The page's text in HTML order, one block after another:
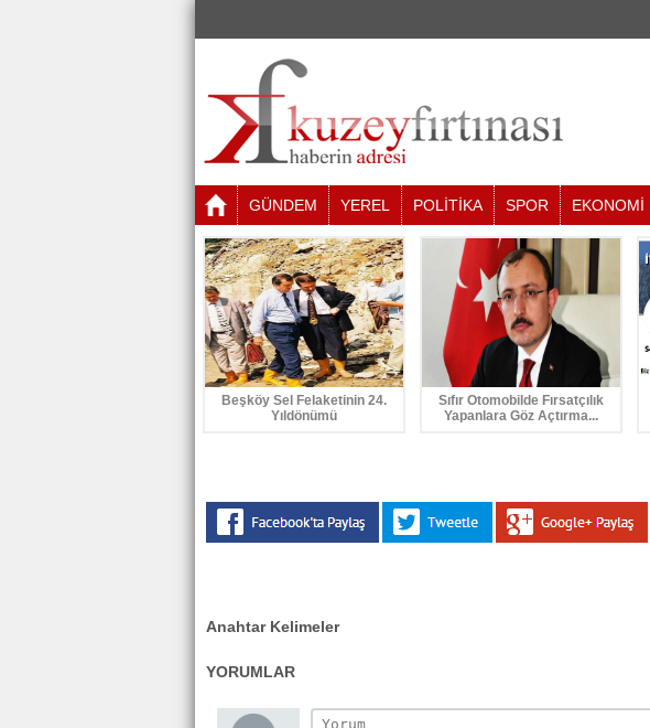
GÜNDEM YEREL POLİTİKA SPOR EKONOMİ
Beşköy Sel Felaketinin 24.
Yıldönümü
Sıfır Otomobilde Fırsatçılık
Yapanlara Göz Açtırma...
Anahtar Kelimeler
YORUMLAR